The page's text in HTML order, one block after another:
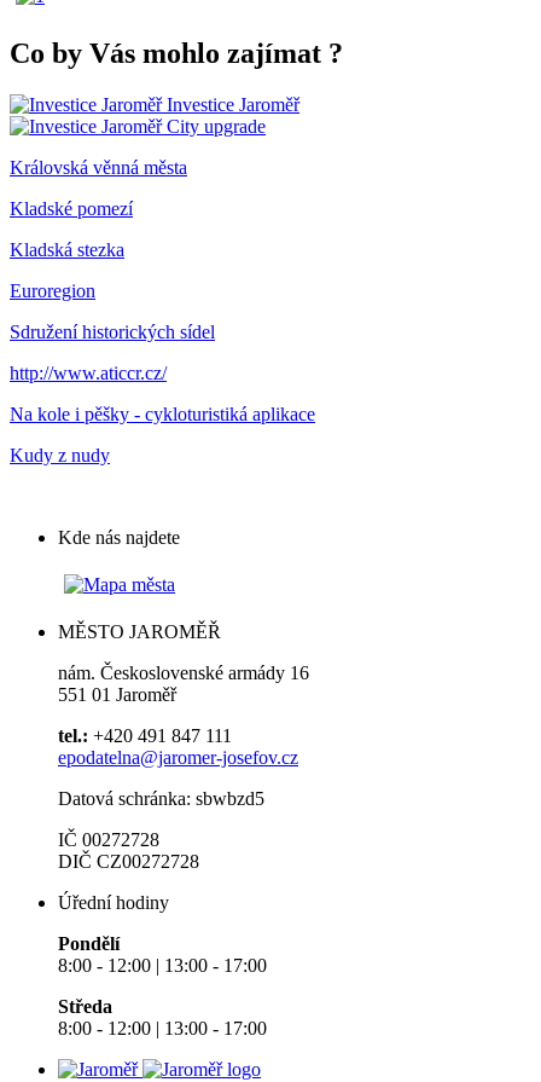
Co by Vás mohlo zajímat ?
Investice Jaroměř
City upgrade
Královská věnná města
Kladské pomezí
Kladská stezka
Euroregion
Sdružení historických sídel
http://www.aticcr.cz/
Na kole i pěšky - cykloturistiká aplikace
Kudy z nudy
Kde nás najdete
MĚSTO JAROMĚŘ
nám. Československé armády 16
551 01 Jaroměř
tel.: +420 491 847 111
epodatelna@jaromer-josefov.cz
Datová schránka: sbwbzd5
IČ 00272728
DIČ CZ00272728
Úřední hodiny
Pondělí
8:00 - 12:00 | 13:00 - 17:00
Středa
8:00 - 12:00 | 13:00 - 17:00